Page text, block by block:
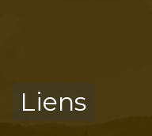
Liens